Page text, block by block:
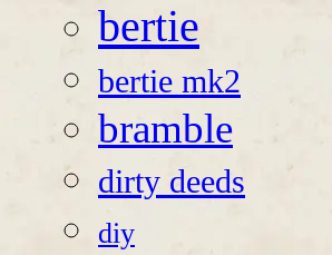
bertie
bertie mk2
bramble
dirty deeds
diy